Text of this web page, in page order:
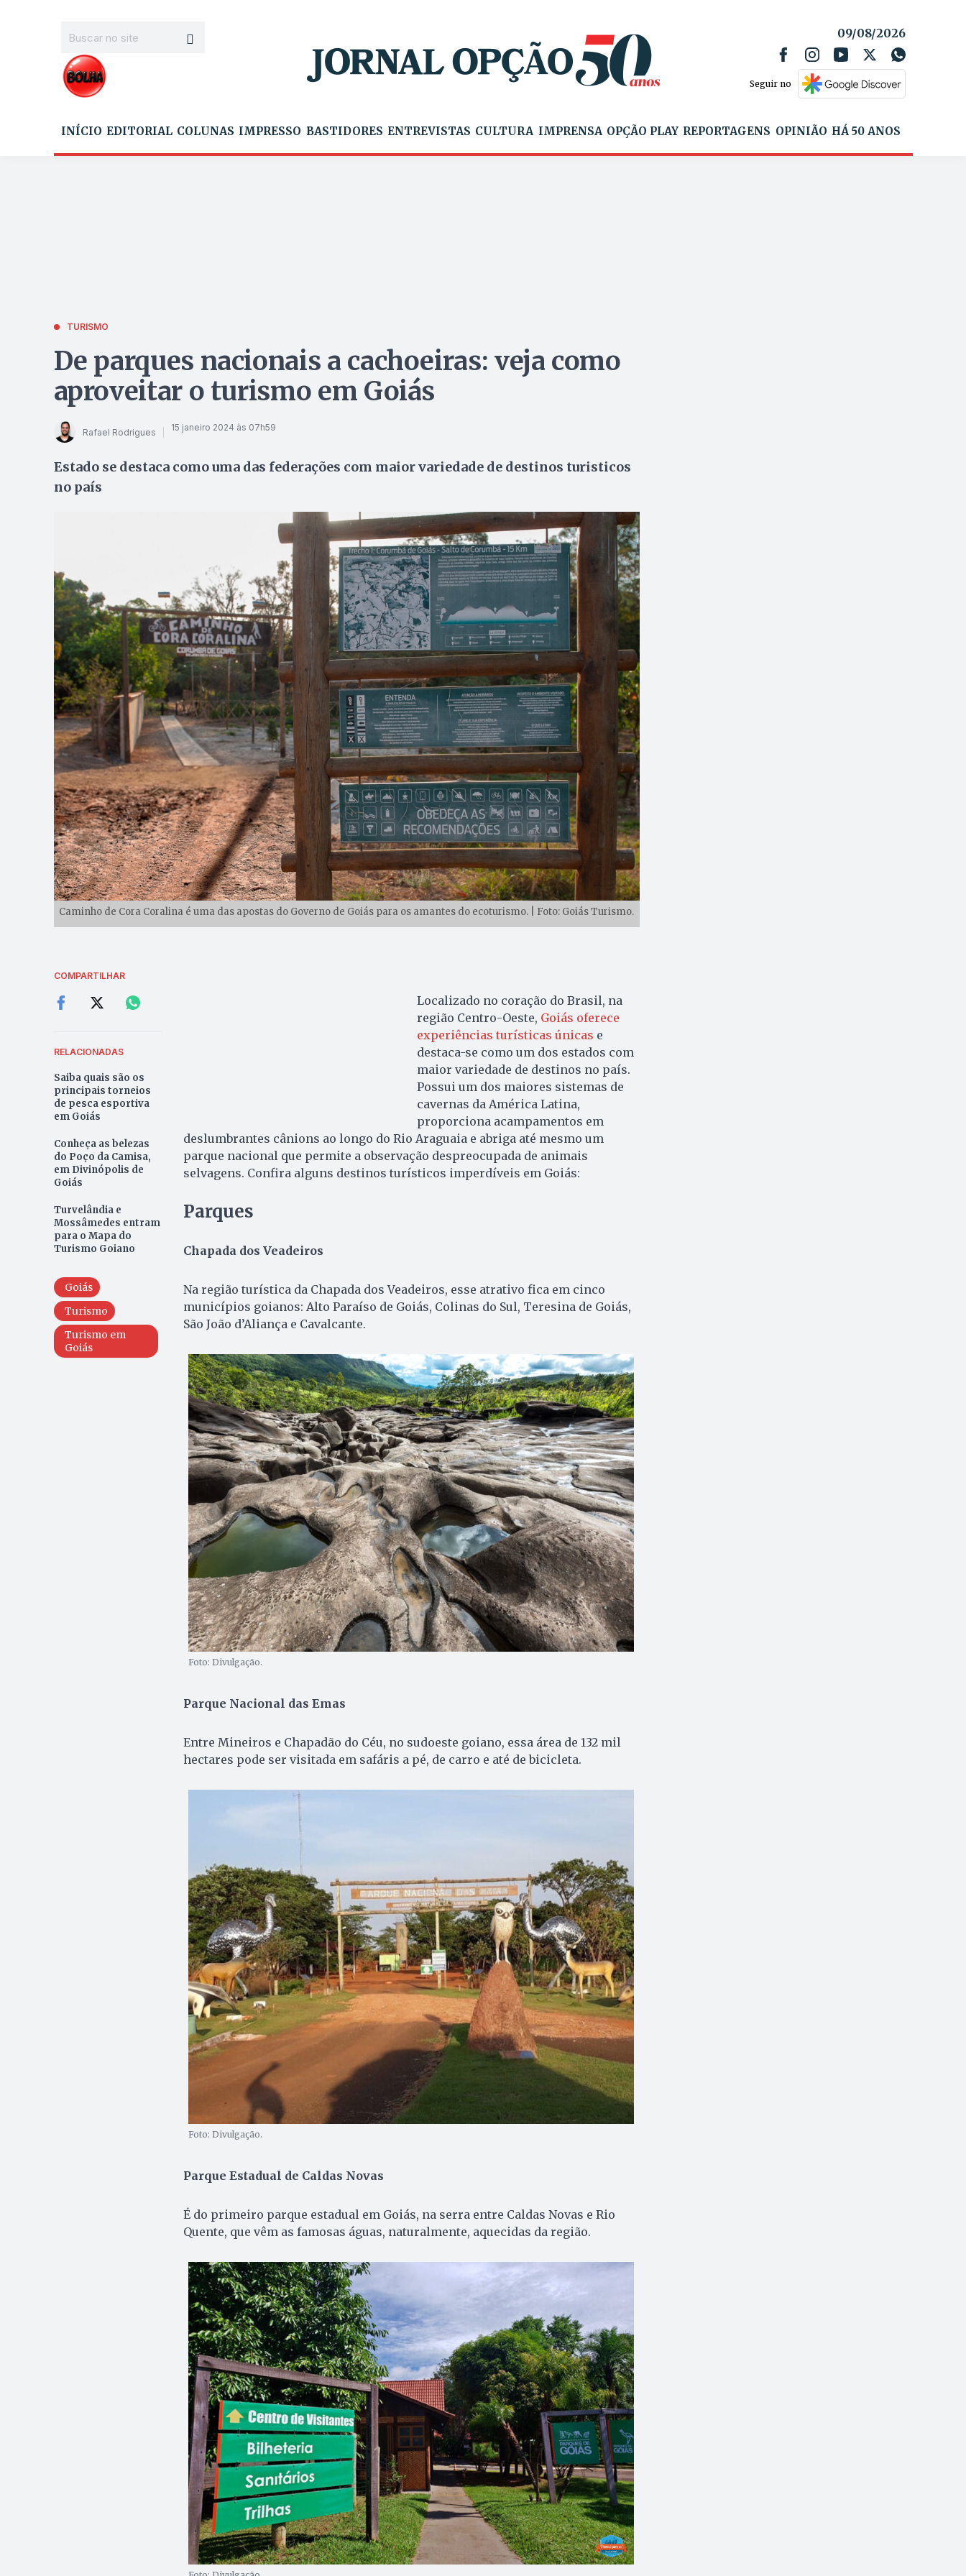
09/08/2026
Seguir no
INÍCIO EDITORIAL COLUNAS IMPRESSO BASTIDORES ENTREVISTAS CULTURA IMPRENSA OPÇÃO PLAY REPORTAGENS OPINIÃO HÁ 50 ANOS
TURISMO
De parques nacionais a cachoeiras: veja como
aproveitar o turismo em Goiás
Rafael Rodrigues 15 janeiro 2024 às 07h59
Estado se destaca como uma das federações com maior variedade de destinos turisticos
no país
Caminho de Cora Coralina é uma das apostas do Governo de Goiás para os amantes do ecoturismo. | Foto: Goiás Turismo.
COMPARTILHAR
RELACIONADAS
Saiba quais são os
principais torneios
de pesca esportiva
em Goiás
Conheça as belezas
do Poço da Camisa,
em Divinópolis de
Goiás
Turvelândia e
Mossâmedes entram
para o Mapa do
Turismo Goiano
Goiás
Turismo
Turismo em
Goiás
Localizado no coração do Brasil, na
região Centro-Oeste, Goiás oferece
experiências turísticas únicas e
destaca-se como um dos estados com
maior variedade de destinos no país.
Possui um dos maiores sistemas de
cavernas da América Latina,
proporciona acampamentos em
deslumbrantes cânions ao longo do Rio Araguaia e abriga até mesmo um
parque nacional que permite a observação despreocupada de animais
selvagens. Confira alguns destinos turísticos imperdíveis em Goiás:
Parques
Chapada dos Veadeiros
Na região turística da Chapada dos Veadeiros, esse atrativo fica em cinco
municípios goianos: Alto Paraíso de Goiás, Colinas do Sul, Teresina de Goiás,
São João d’Aliança e Cavalcante.
Foto: Divulgação.
Parque Nacional das Emas
Entre Mineiros e Chapadão do Céu, no sudoeste goiano, essa área de 132 mil
hectares pode ser visitada em safáris a pé, de carro e até de bicicleta.
Foto: Divulgação.
Parque Estadual de Caldas Novas
É do primeiro parque estadual em Goiás, na serra entre Caldas Novas e Rio
Quente, que vêm as famosas águas, naturalmente, aquecidas da região.